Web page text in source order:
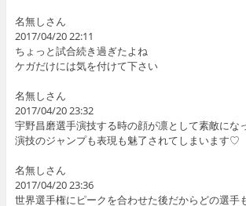
名無しさん
2017/04/20 22:11
ちょっと試合続き過ぎたよね
ケガだけには気を付けて下さい
名無しさん
2017/04/20 23:32
宇野昌磨選手演技する時の顔が凛として素敵にな
演技のジャンプも表現も魅了されてしまいます♡
名無しさん
2017/04/20 23:36
世界選手権にピークを合わせた後だからどの選手